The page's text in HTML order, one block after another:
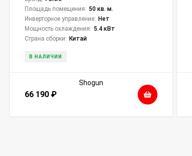
Площадь помещения: 50 кв. м.
Инверторное управление: Нет
Мощность охлаждения: 5.4 кВт
Страна сборки: Китай
В НАЛИЧИИ
66 190 ₽